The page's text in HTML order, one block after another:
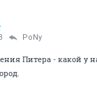
PoNy
Питера - какой у